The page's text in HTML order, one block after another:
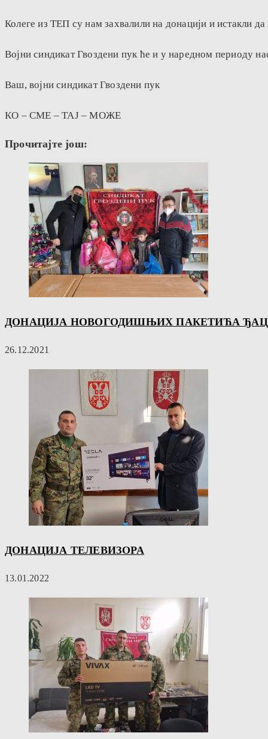
Колеге из ТЕП су нам захвалили на донацији и истакли
Војни синдикат Гвоздени пук ће и у наредном периоду
Ваш, војни синдикат Гвоздени пук
КО – СМЕ – ТАЈ – МОЖЕ
Прочитајте још:
ДОНАЦИЈА НОВОГОДИШЊИХ ПАКЕТИЋА
26.12.2021
ДОНАЦИЈА ТЕЛЕВИЗОРА
13.01.2022